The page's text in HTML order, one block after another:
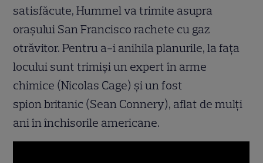
satisfăcute, Hummel va trimite asupra
oraşului San Francisco rachete cu gaz
otrăvitor. Pentru a-i anihila planurile, la faţa
locului sunt trimişi un expert în arme
chimice (Nicolas Cage) şi un fost
spion britanic (Sean Connery), aflat de mulţi
ani în închisorile americane.